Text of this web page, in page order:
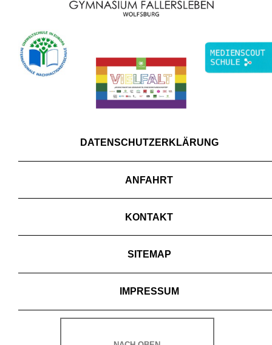
DATENSCHUTZERKLÄRUNG
ANFAHRT
KONTAKT
SITEMAP
IMPRESSUM